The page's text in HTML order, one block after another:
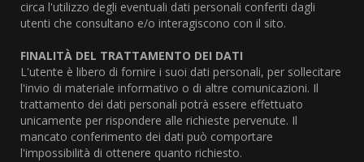
circa l'utilizzo degli eventuali dati personali conferiti dagli
utenti che consultano e/o interagiscono con il sito.
FINALITÀ DEL TRATTAMENTO DEI DATI
L'utente è libero di fornire i suoi dati personali, per sollecitare
l'invio di materiale informativo o di altre comunicazioni. Il
trattamento dei dati personali potrà essere effettuato
unicamente per rispondere alle richieste pervenute. Il
mancato conferimento dei dati può comportare
l'impossibilità di ottenere quanto richiesto.